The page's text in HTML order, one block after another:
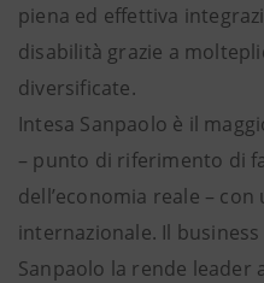
piena ed effettiva
disabilità grazie a
diversificate.
Intesa Sanpaolo è il
– punto di riferimento di
dell’economia reale –
internazionale. Il
Sanpaolo la rende leader